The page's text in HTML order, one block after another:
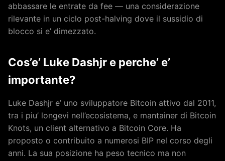
abbassare le entrate da fee — una considerazione
rilevante in un ciclo post-halving dove il sussidio di
blocco si e’ dimezzato.
Cos’e’ Luke Dashjr e perche’ e’
importante?
Luke Dashjr e’ uno sviluppatore Bitcoin attivo dal 2011,
tra i piu’ longevi nell’ecosistema, e mantainer di Bitcoin
Knots, un client alternativo a Bitcoin Core. Ha
proposto o contribuito a numerosi BIP nel corso degli
anni. La sua posizione ha peso tecnico ma non